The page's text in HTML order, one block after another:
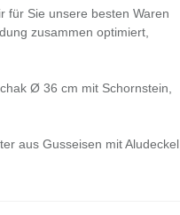
für Sie unsere besten Waren
zusammen optimiert,
Ø 36 cm mit Schornstein,
aus Gusseisen mit Aludeckel,